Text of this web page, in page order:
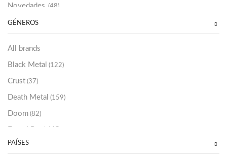
Novedades (48)
Vinilako (34)
Sold Out
GÉNEROS
All brands
Black Metal (122)
Crust (37)
Death Metal (159)
Doom (82)
Grindcore
PAÍSES